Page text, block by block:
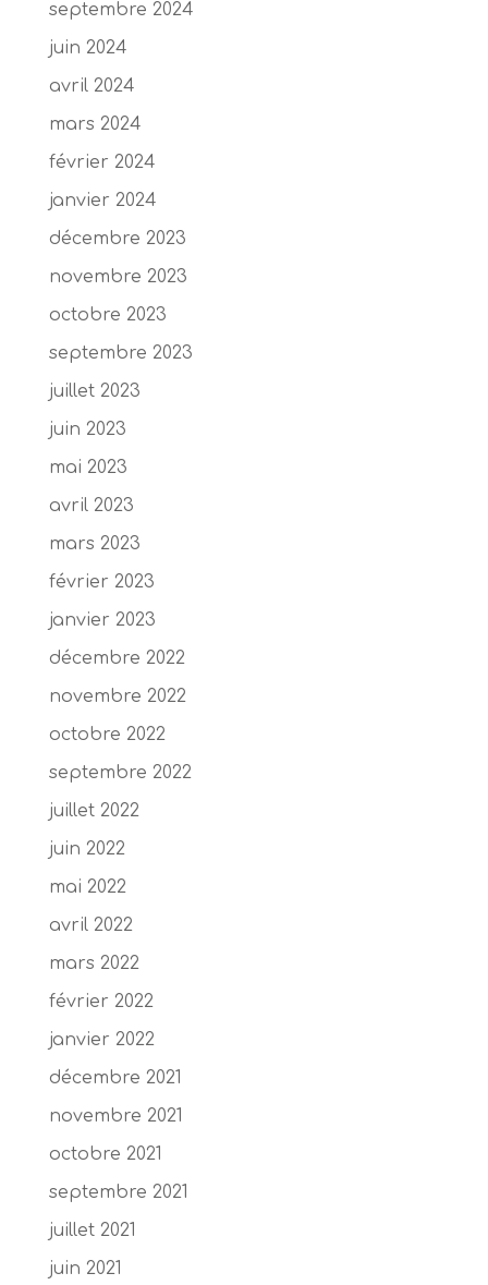
septembre 2024
juin 2024
avril 2024
mars 2024
février 2024
janvier 2024
décembre 2023
novembre 2023
octobre 2023
septembre 2023
juillet 2023
juin 2023
mai 2023
avril 2023
mars 2023
février 2023
janvier 2023
décembre 2022
novembre 2022
octobre 2022
septembre 2022
juillet 2022
juin 2022
mai 2022
avril 2022
mars 2022
février 2022
janvier 2022
décembre 2021
novembre 2021
octobre 2021
septembre 2021
juillet 2021
juin 2021